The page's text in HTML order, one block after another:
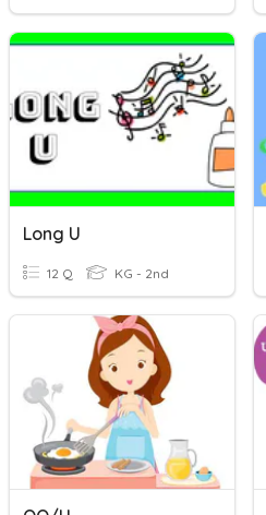
Long U
12 Q KG - 2nd